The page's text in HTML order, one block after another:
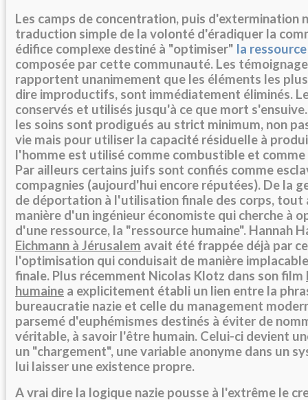
Les camps de concentration, puis d'extermination
traduction simple de la volonté d'éradiquer la
édifice complexe destiné à "optimiser" la
composée par cette communauté. Les
rapportent unanimement que les éléments les
dire improductifs, sont immédiatement éliminés.
conservés et utilisés jusqu'à ce que mort
les soins sont prodigués au strict minimum, non
vie mais pour utiliser la capacité résiduelle à
l'homme est utilisé comme combustible et
Par ailleurs certains juifs sont confiés comme
compagnies (aujourd'hui encore réputées). De la
de déportation à l'utilisation finale des corps, tout
manière d'un ingénieur économiste qui cherche à
d'une ressource, la "ressource humaine". Hannah
Eichmann à Jérusalem avait été frappée déjà par
l'optimisation qui conduisait de manière
finale. Plus récemment Nicolas Klotz dans son film
humaine a explicitement établi un lien entre la
bureaucratie nazie et celle du management
parsemé d'euphémismes destinés à éviter de
véritable, à savoir l'être humain. Celui-ci devient
un "chargement", une variable anonyme dans un
lui laisser une existence propre.
A vrai dire la logique nazie pousse à l'extrême le